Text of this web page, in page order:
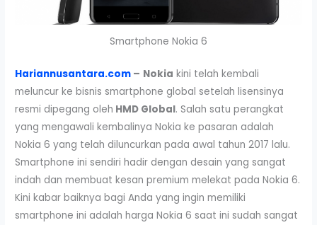
Smartphone Nokia 6
Hariannusantara.com – Nokia kini telah kembali
meluncur ke bisnis smartphone global setelah lisensinya
resmi dipegang oleh HMD Global. Salah satu perangkat
yang mengawali kembalinya Nokia ke pasaran adalah
Nokia 6 yang telah diluncurkan pada awal tahun 2017 lalu.
Smartphone ini sendiri hadir dengan desain yang sangat
indah dan membuat kesan premium melekat pada Nokia 6.
Kini kabar baiknya bagi Anda yang ingin memiliki
smartphone ini adalah harga Nokia 6 saat ini sudah sangat